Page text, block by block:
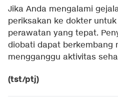
Jika Anda mengalami
periksakan ke dokter
perawatan yang tepat.
diobati dapat berkembang
mengganggu aktivitas
(tst/ptj)